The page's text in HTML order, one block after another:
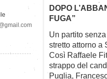
DOPO
FUGA”
Un partito
stretto attorno a
Così Raffaele
strappo del
Puglia,